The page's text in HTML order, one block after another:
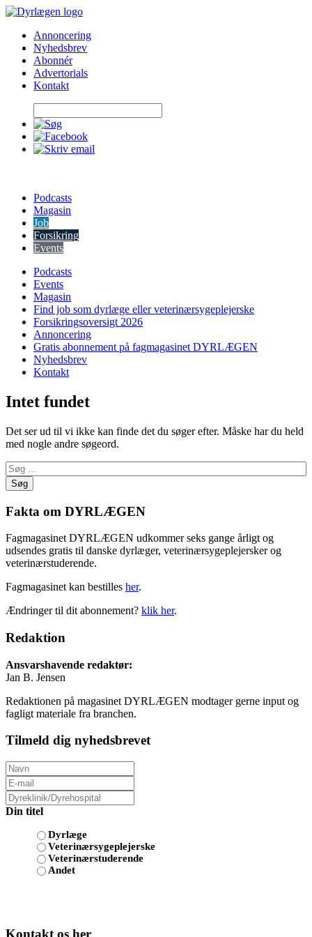
Skip
contentAnnoncering
Nyhedsbrev
Abonnér
Advertorials
Kontakt
Podcasts
Magasin
Job
Forsikring
Events
Podcasts
Events
Magasin
Find job som dyrlæge eller veterinærsygeplejerske
Forsikringsoversigt 2026
Annoncering
Gratis abonnement på fagmagasinet DYRLÆGEN
Nyhedsbrev
Kontakt
Intet fundet
Det ser ud til vi ikke kan finde det du søger efter. Måske har du held
med nogle andre søgeord.
Søg
efter:
Fakta om DYRLÆGEN
Fagmagasinet DYRLÆGEN udkommer seks gange årligt og
udsendes gratis til danske dyrlæger, veterinærsygeplejersker og
veterinærstuderende.
Fagmagasinet kan bestilles her.
Ændringer til dit abonnement? klik her.
Redaktion
Ansvarshavende redaktør:
Jan B. Jensen
Redaktionen på magasinet DYRLÆGEN modtager gerne input og
fagligt materiale fra branchen.
Tilmeld dig nyhedsbrevet
Din titel
Dyrlæge
Veterinærsygeplejerske
Veterinærstuderende
Andet
Kontakt os her